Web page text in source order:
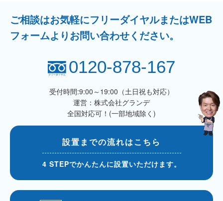
ご相談はお気軽にフリーダイヤルまたはWEB
フォームよりお問い合わせください。
0120-878-167
受付時間:9:00～19:00（土日祝も対応）
運営：株式会社グランデ
全国対応可！(一部地域除く)
設置までの流れはこちら
4 STEPでかんたんに設置いただけます。